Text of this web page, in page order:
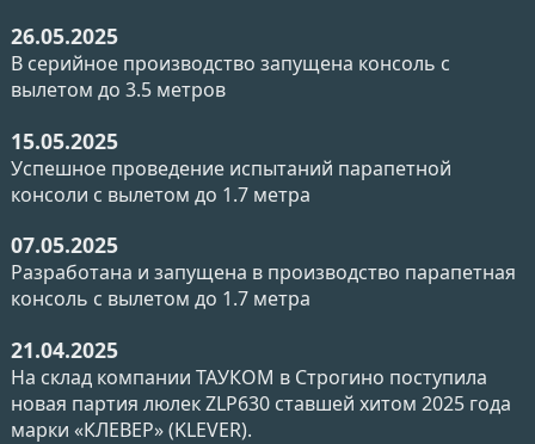
26.05.2025
В серийное производство запущена консоль с
вылетом до 3.5 метров
15.05.2025
Успешное проведение испытаний парапетной
консоли с вылетом до 1.7 метра
07.05.2025
Разработана и запущена в производство парапетная
консоль с вылетом до 1.7 метра
21.04.2025
На склад компании ТАУКОМ в Строгино поступила
новая партия люлек ZLP630 ставшей хитом 2025 года
марки «КЛЕВЕР» (KLEVER).